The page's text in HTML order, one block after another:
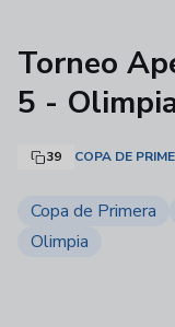
Torneo
5 -
39 COPA DE
Copa de Primera
Olimpia